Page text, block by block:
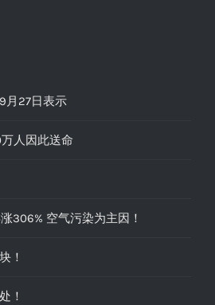
月27日表示
人因此送命
306% 空气污染为主因！
！
！